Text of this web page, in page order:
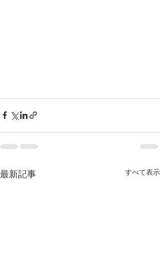
最新記事 すべて表示